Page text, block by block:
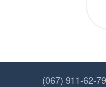
(067) 911-62-79